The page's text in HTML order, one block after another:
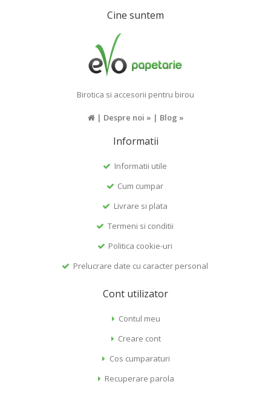
Cine suntem
Birotica si accesorii pentru birou
| Despre noi » | Blog »
Informatii
Informatii utile
Cum cumpar
Livrare si plata
Termeni si conditii
Politica cookie-uri
Prelucrare date cu caracter personal
Cont utilizator
Contul meu
Creare cont
Cos cumparaturi
Recuperare parola